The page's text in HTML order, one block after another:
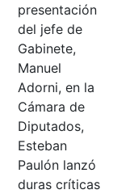
presentación
del jefe de
Gabinete,
Manuel
Adorni, en la
Cámara de
Diputados,
Esteban
Paulón lanzó
duras críticas